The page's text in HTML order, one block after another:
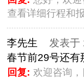
查看详细行程和
李先生 发表于
春节前29号还有
回复: 欢迎咨询